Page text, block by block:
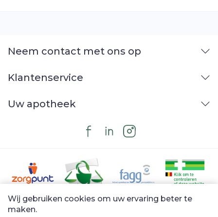
Wij gebruiken cookies om uw ervaring beter te
maken.
Neem contact met ons op
Klantenservice
Uw apotheek
Juridische links